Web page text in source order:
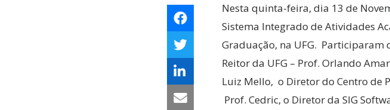
Nesta quinta-feira, dia 13 de
Sistema Integrado de Atividades
Graduação, na UFG. Participaram
Reitor da UFG – Prof. Orlando
Luiz Mello, o Diretor do Centro de
Prof. Cedric, o Diretor da SIG